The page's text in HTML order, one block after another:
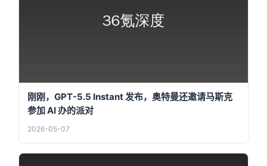
刚刚，GPT-5.5 Instant 发布，奥特曼还邀请马斯克
参加 AI 办的派对
2026-05-07